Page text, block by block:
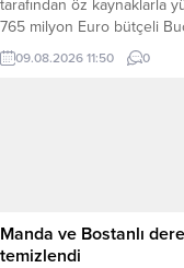
tarafından öz kaynaklarla
765 milyon Euro bütçeli
Metrosu projesinde tünel
istasyon yapım çalışmaları
kadar yaklaşık 22
çalışması geride...
09.08.2026 11:50 0
Manda ve Bostanlı
temizlendi